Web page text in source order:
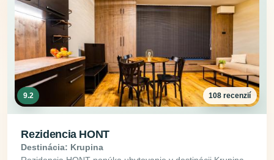
9.2 108 recenzií
Rezidencia HONT
Destinácia: Krupina